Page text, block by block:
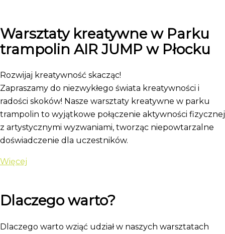
Warsztaty kreatywne w Parku
trampolin AIR JUMP w Płocku
Rozwijaj kreatywność skacząc!
Zapraszamy do niezwykłego świata kreatywności i
radości skoków! Nasze warsztaty kreatywne w parku
trampolin to wyjątkowe połączenie aktywności fizycznej
z artystycznymi wyzwaniami, tworząc niepowtarzalne
doświadczenie dla uczestników.
Więcej
Dlaczego warto?
Dlaczego warto wziąć udział w naszych warsztatach